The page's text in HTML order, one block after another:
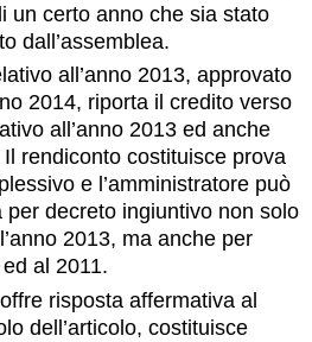
un certo anno che sia stato
dall’assemblea.
all’anno 2013, approvato
2014, riporta il credito verso
all’anno 2013 ed anche
rendiconto costituisce prova
e l’amministratore può
decreto ingiuntivo non solo
2013, ma anche per
al 2011.
risposta affermativa al
dell’articolo, costituisce